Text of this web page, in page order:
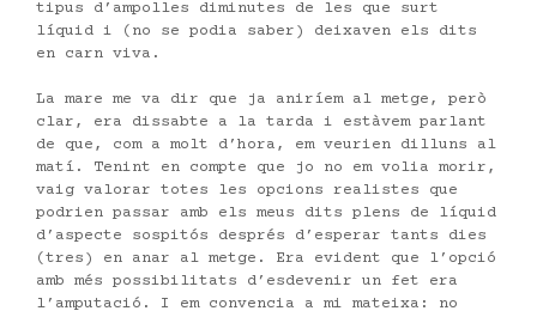
tipus d’ampolles diminutes de les que surt
líquid i (no se podia saber) deixaven els dits
en carn viva.
La mare me va dir que ja aniríem al metge, però
clar, era dissabte a la tarda i estàvem parlant
de que, com a molt d’hora, em veurien dilluns al
matí. Tenint en compte que jo no em volia morir,
vaig valorar totes les opcions realistes que
podrien passar amb els meus dits plens de líquid
d’aspecte sospitós després d’esperar tants dies
(tres) en anar al metge. Era evident que l’opció
amb més possibilitats d’esdevenir un fet era
l’amputació. I em convencia a mi mateixa: no